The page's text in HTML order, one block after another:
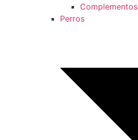
Complementos
Perros